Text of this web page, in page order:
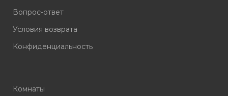
Вопрос-ответ
Условия возврата
Конфиденциальность
Комнаты